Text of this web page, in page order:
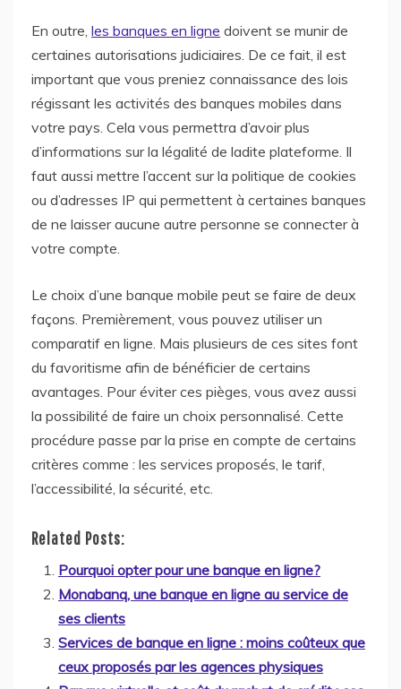
En outre, les banques en ligne doivent se munir de
certaines autorisations judiciaires. De ce fait, il est
important que vous preniez connaissance des lois
régissant les activités des banques mobiles dans
votre pays. Cela vous permettra d’avoir plus
d’informations sur la légalité de ladite plateforme. Il
faut aussi mettre l’accent sur la politique de cookies
ou d’adresses IP qui permettent à certaines banques
de ne laisser aucune autre personne se connecter à
votre compte.
Le choix d’une banque mobile peut se faire de deux
façons. Premièrement, vous pouvez utiliser un
comparatif en ligne. Mais plusieurs de ces sites font
du favoritisme afin de bénéficier de certains
avantages. Pour éviter ces pièges, vous avez aussi
la possibilité de faire un choix personnalisé. Cette
procédure passe par la prise en compte de certains
critères comme : les services proposés, le tarif,
l’accessibilité, la sécurité, etc.
Related Posts:
Pourquoi opter pour une banque en ligne?
Monabanq, une banque en ligne au service de
ses clients
Services de banque en ligne : moins coûteux que
ceux proposés par les agences physiques